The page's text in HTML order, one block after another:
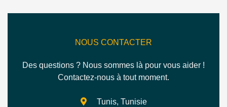
NOUS CONTACTER
Des questions ? Nous sommes là pour vous aider !
Contactez-nous à tout moment.
Tunis, Tunisie